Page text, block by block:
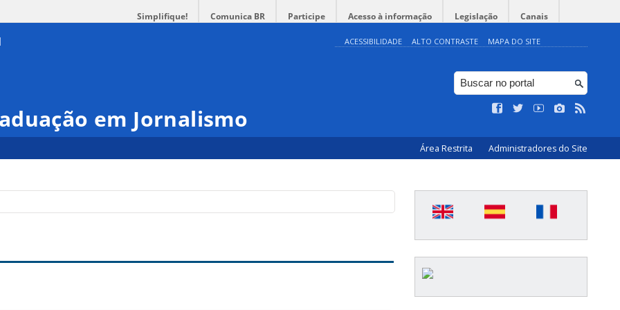
Simplifique! Comunica BR Participe Acesso à informação Legislação Canais
ACESSIBILIDADE ALTO CONTRASTE MAPA DO SITE
em Jornalismo
Área Restrita Administradores do Site